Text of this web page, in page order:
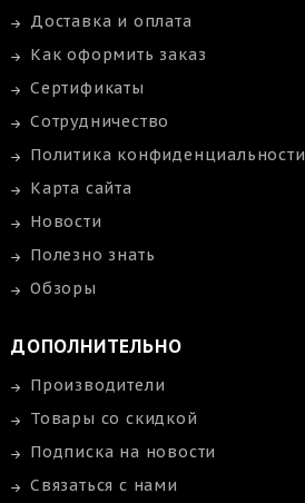
Доставка и оплата
Как оформить заказ
Сертификаты
Сотрудничество
Политика конфиденциальности
Карта сайта
Новости
Полезно знать
Обзоры
ДОПОЛНИТЕЛЬНО
Производители
Товары со скидкой
Подписка на новости
Связаться с нами